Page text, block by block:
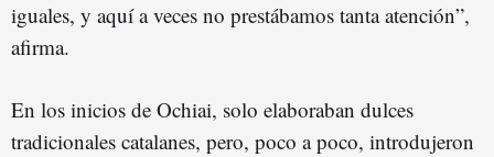
iguales, y aquí a veces no prestábamos tanta atención”,
afirma.
En los inicios de Ochiai, solo elaboraban dulces
tradicionales catalanes, pero, poco a poco, introdujeron